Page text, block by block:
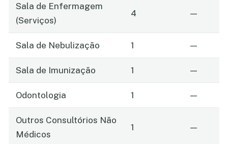
Sala de Enfermagem
(Serviços)
4 —
Sala de Nebulização 1 —
Sala de Imunização 1 —
Odontologia 1 —
Outros Consultórios Não
Médicos
1 —